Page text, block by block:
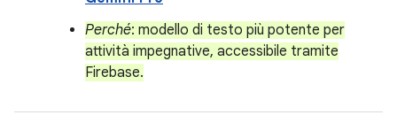
Perché: modello di testo più potente per
attività impegnative, accessibile tramite
Firebase.